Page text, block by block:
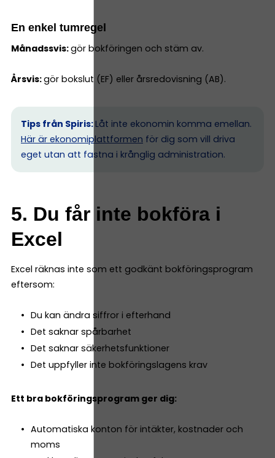
En enkel tumregel
Månadssvis:gör bokföringen och stäm av.
Årsvis:gör bokslut (EF) eller årsredovisning (AB).
Tips från Spiris: Låt inte ekonomin komma emellan.
Här är ekonomiplattformen för dig som vill driva
eget utan att fastna i krånglig administration.
5. Du får inte bokföra i
Excel
Excel räknas inte som ett godkänt bokföringsprogram
eftersom:
Du kan ändra siffror i efterhand
Det saknar spårbarhet
Det saknar säkerhetsfunktioner
Det uppfyller inte bokföringslagens krav
Ett bra bokföringsprogram ger dig:
Automatiska konton för intäkter, kostnader och
moms